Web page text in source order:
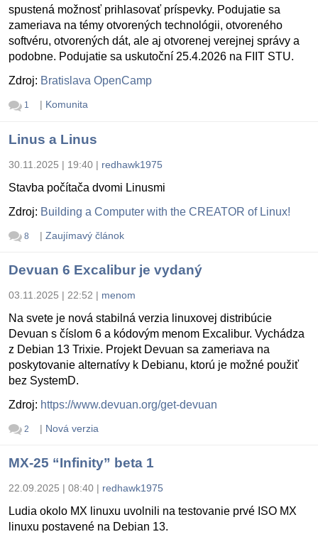
spustená možnosť prihlasovať príspevky. Podujatie sa
zameriava na témy otvorených technológii, otvoreného
softvéru, otvorených dát, ale aj otvorenej verejnej správy a
podobne. Podujatie sa uskutoční 25.4.2026 na FIIT STU.
Zdroj: Bratislava OpenCamp
1 | Komunita
Linus a Linus
30.11.2025 | 19:40 | redhawk1975
Stavba počítača dvomi Linusmi
Zdroj: Building a Computer with the CREATOR of Linux!
8 | Zaujímavý článok
Devuan 6 Excalibur je vydaný
03.11.2025 | 22:52 | menom
Na svete je nová stabilná verzia linuxovej distribúcie
Devuan s číslom 6 a kódovým menom Excalibur. Vychádza
z Debian 13 Trixie. Projekt Devuan sa zameriava na
poskytovanie alternatívy k Debianu, ktorú je možné použiť
bez SystemD.
Zdroj: https://www.devuan.org/get-devuan
2 | Nová verzia
MX-25 “Infinity” beta 1
22.09.2025 | 08:40 | redhawk1975
Ludia okolo MX linuxu uvolnili na testovanie prvé ISO MX
linuxu postavené na Debian 13.